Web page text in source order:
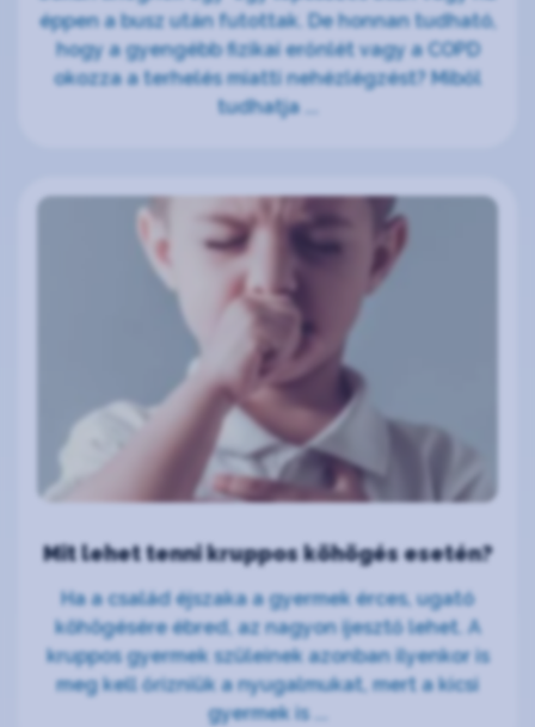
éppen a busz után futottak. De honnan tudható,
hogy a gyengébb fizikai erőnlét vagy a COPD
okozza a terhelés miatti nehézlégzést? Miből
tudhatja ...
Mit lehet tenni kruppos köhögés esetén?
Ha a család éjszaka a gyermek érces, ugató
köhögésére ébred, az nagyon ijesztő lehet. A
kruppos gyermek szüleinek azonban ilyenkor is
meg kell őrizniük a nyugalmukat, mert a kicsi
gyermek is ...